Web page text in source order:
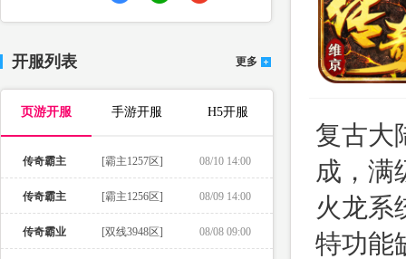
开服列表 更多
页游开服 手游开服 H5开服
传奇霸主 [霸主1257区] 08/10 14:00
传奇霸主 [霸主1256区] 08/09 14:00
传奇霸业 [双线3948区] 08/08 09:00
复古大
成，满
火龙系
特功能